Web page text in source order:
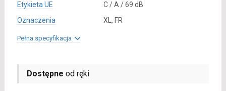
Etykieta UE
C / A / 69 dB
Oznaczenia
XL, FR
Pełna specyfikacja
Dostępne od ręki